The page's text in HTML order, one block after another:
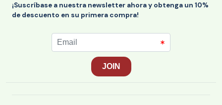
¡Suscríbase a nuestra newsletter ahora y obtenga un 10%
de descuento en su primera compra!